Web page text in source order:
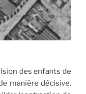
des enfants de
manière décisive.